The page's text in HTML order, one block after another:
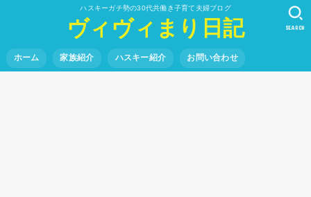
ハスキーガチ勢の30代共働き子育て夫婦ブログ
ヴィヴィまり日記
ホーム 家族紹介 ハスキー紹介 お問い合わせ
SEARCH